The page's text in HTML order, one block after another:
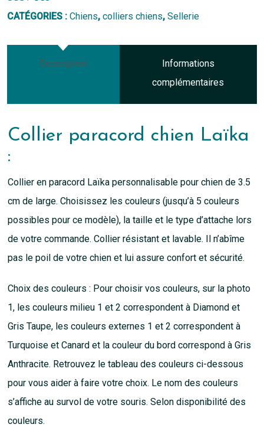
paracord
CATÉGORIES : Chiens, colliers chiens, Sellerie
Description
Informations
complémentaires
Collier paracord chien Laïka
:
Collier en paracord Laïka personnalisable pour chien de 3.5
cm de large. Choisissez les couleurs (jusqu’à 5 couleurs
possibles pour ce modèle), la taille et le type d’attache lors
de votre commande. Collier résistant et lavable. Il n’abîme
pas le poil de votre chien et lui assure confort et sécurité.
Choix des couleurs : Pour choisir vos couleurs, sur la photo
1, les couleurs milieu 1 et 2 correspondent à Diamond et
Gris Taupe, les couleurs externes 1 et 2 correspondent à
Turquoise et Canard et la couleur du bord correspond à Gris
Anthracite. Retrouvez le tableau des couleurs ci-dessous
pour vous aider à faire votre choix. Le nom des couleurs
s’affiche au survol de votre souris. Selon disponibilité des
couleurs.